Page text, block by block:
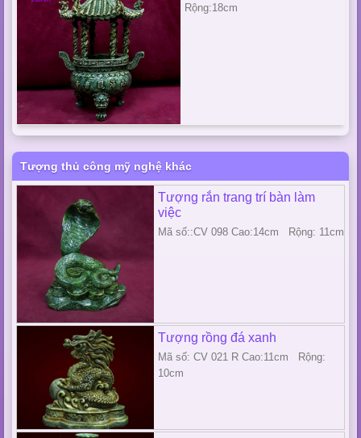
Rộng:18cm
Tượng thủ công mỹ nghệ khác
Tượng rắn trang trí bàn làm
việc
Mã số::CV 098 Cao:14cm Rộng: 11cm
Tượng rồng đá xanh
Mã số: CV 021 R Cao:11cm Rộng:
10cm